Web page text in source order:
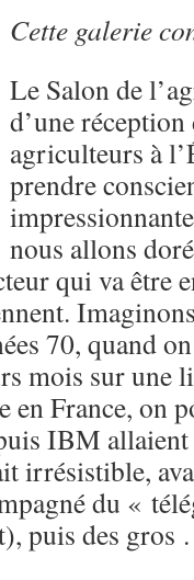
Cette galerie
Le Salon de
d’une
agriculteurs à
prendre
nous allons
qui va être
70, quand
mois sur une
en France, on
IBM
irrésistible,
du «
puis des